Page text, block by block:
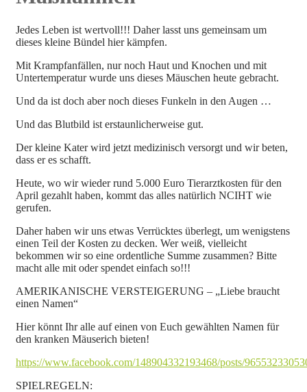
Jedes Leben ist wertvoll!!! Daher lasst uns gemeinsam um
dieses kleine Bündel hier kämpfen.
Mit Krampfanfällen, nur noch Haut und Knochen und mit
Untertemperatur wurde uns dieses Mäuschen heute gebracht.
Und da ist doch aber noch dieses Funkeln in den Augen …
Und das Blutbild ist erstaunlicherweise gut.
Der kleine Kater wird jetzt medizinisch versorgt und wir beten,
dass er es schafft.
Heute, wo wir wieder rund 5.000 Euro Tierarztkosten für den
April gezahlt haben, kommt das alles natürlich NCIHT wie
gerufen.
Daher haben wir uns etwas Verrücktes überlegt, um wenigstens
einen Teil der Kosten zu decken. Wer weiß, vielleicht
bekommen wir so eine ordentliche Summe zusammen? Bitte
macht alle mit oder spendet einfach so!!!
AMERIKANISCHE VERSTEIGERUNG – „Liebe braucht
einen Namen“
Hier könnt Ihr alle auf einen von Euch gewählten Namen für
den kranken Mäuserich bieten!
https://www.facebook.com/148904332193468/posts/
SPIELREGELN: